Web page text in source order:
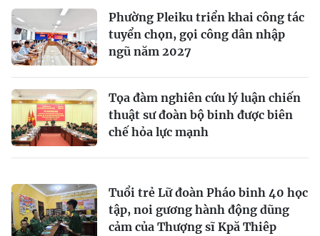
Phường Pleiku triển khai công tác
tuyển chọn, gọi công dân nhập
ngũ năm 2027
Tọa đàm nghiên cứu lý luận chiến
thuật sư đoàn bộ binh được biên
chế hỏa lực mạnh
Tuổi trẻ Lữ đoàn Pháo binh 40 học
tập, noi gương hành động dũng
cảm của Thượng sĩ Kpă Thiêp